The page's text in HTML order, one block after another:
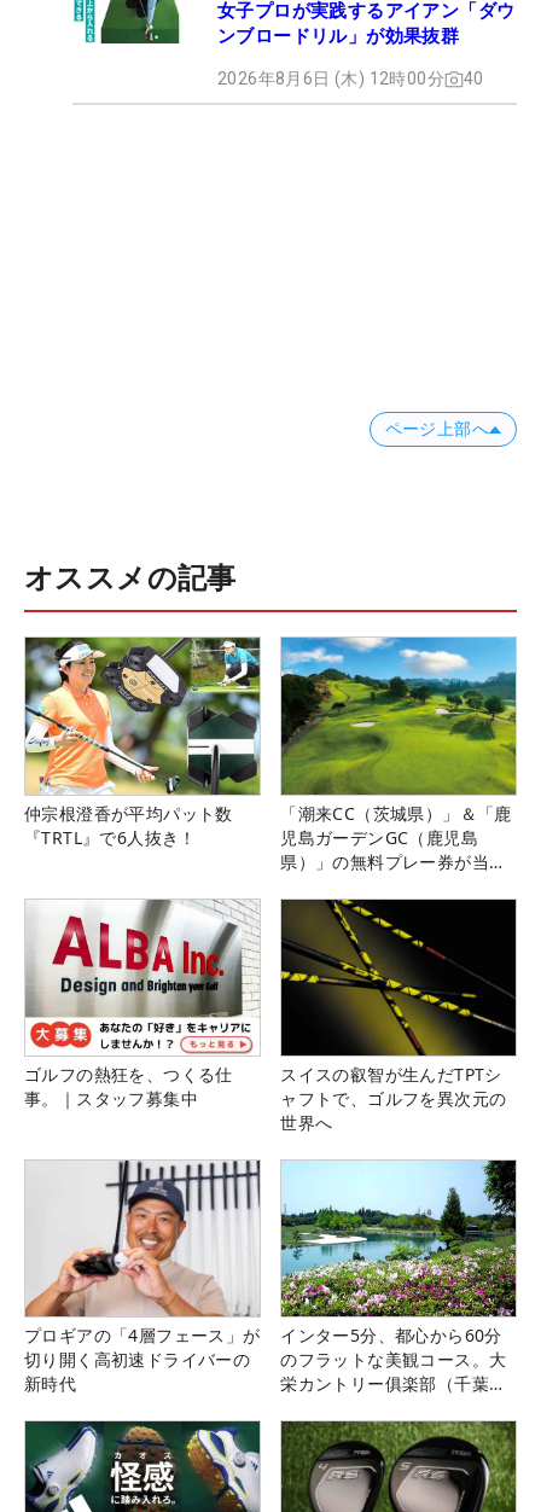
女子プロが実践するアイアン「ダウ
ンブロードリル」が効果抜群
2026年8月6日 (木) 12時00分 40
ページ上部へ
オススメの記事
仲宗根澄香が平均パット数
『TRTL』で6人抜き！
「潮来CC（茨城県）」＆「鹿
児島ガーデンGC（鹿児島
県）」の無料プレー券が当た
ゴルフの熱狂を、つくる仕
事。｜スタッフ募集中
スイスの叡智が生んだTPTシ
ャフトで、ゴルフを異次元の
世界へ
プロギアの「4層フェース」が
切り開く高初速ドライバーの
新時代
インター5分、都心から60分
のフラットな美観コース。大
栄カントリー俱楽部（千葉